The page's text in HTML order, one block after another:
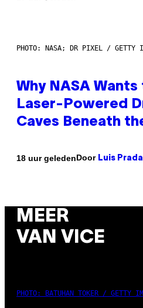
PHOTO: NASA; DR PIXEL / GETTY
Why NASA Wants
Laser-Powered
Caves Beneath
18 uur geledenDoor Luis Prada
MEER
VAN VICE
PHOTO: BATUHAN TOKER / GETTY